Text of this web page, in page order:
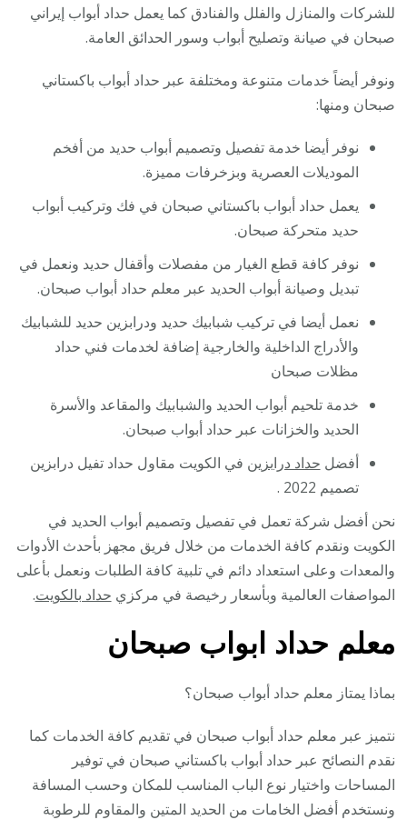
للشركات والمنازل والفلل والفنادق كما يعمل حداد أبواب إيراني
صبحان في صيانة وتصليح أبواب وسور الحدائق العامة.
ونوفر أيضاً خدمات متنوعة ومختلفة عبر حداد أبواب باكستاني
صبحان ومنها:
نوفر أيضا خدمة تفصيل وتصميم أبواب حديد من أفخم
الموديلات العصرية وبزخرفات مميزة.
يعمل حداد أبواب باكستاني صبحان في فك وتركيب أبواب
حديد متحركة صبحان.
نوفر كافة قطع الغيار من مفصلات وأقفال حديد ونعمل في
تبديل وصيانة أبواب الحديد عبر معلم حداد أبواب صبحان.
نعمل أيضا في تركيب شبابيك حديد ودرابزين حديد للشبابيك
والأدراج الداخلية والخارجية إضافة لخدمات فني حداد
مظلات صبحان
خدمة تلحيم أبواب الحديد والشبابيك والمقاعد والأسرة
الحديد والخزانات عبر حداد أبواب صبحان.
أفضل حداد درابزين في الكويت مقاول حداد تفيل درابزين
تصميم 2022 .
نحن أفضل شركة تعمل في تفصيل وتصميم أبواب الحديد في
الكويت ونقدم كافة الخدمات من خلال فريق مجهز بأحدث الأدوات
والمعدات وعلى استعداد دائم في تلبية كافة الطلبات ونعمل بأعلى
المواصفات العالمية وبأسعار رخيصة في مركزي حداد بالكويت.
معلم حداد ابواب صبحان
بماذا يمتاز معلم حداد أبواب صبحان؟
نتميز عبر معلم حداد أبواب صبحان في تقديم كافة الخدمات كما
نقدم النصائح عبر حداد أبواب باكستاني صبحان في توفير
المساحات واختيار نوع الباب المناسب للمكان وحسب المسافة
ونستخدم أفضل الخامات من الحديد المتين والمقاوم للرطوبة